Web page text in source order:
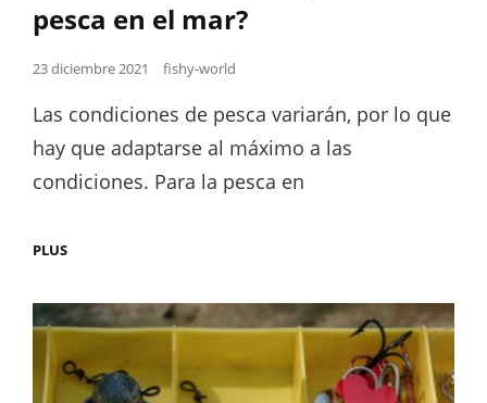
pesca en el mar?
Posted
23 diciembre 2021 fishy-world
Las condiciones de pesca variarán, por lo que
hay que adaptarse al máximo a las
condiciones. Para la pesca en
PLUS¿QUÉ
TRENZA
PARA
PESCA
EN